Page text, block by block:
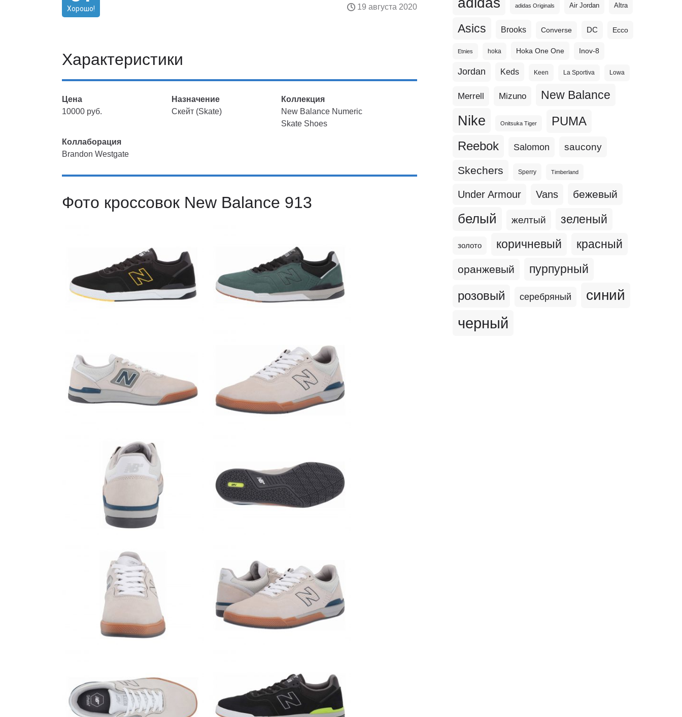
Хорошо! 19 августа 2020
Характеристики
Цена
10000 руб.
Назначение
Скейт (Skate)
Коллекция
New Balance Numeric
Skate Shoes
Коллаборация
Brandon Westgate
Фото кроссовок New Balance 913
adidas Originals Air Jordan Altra
Asics Brooks Converse DC Ecco
Etnies hoka Hoka One One Inov-8
Jordan Keds Keen La Sportiva Lowa
Merrell Mizuno New Balance
Nike Onitsuka Tiger PUMA
Reebok Salomon saucony
Skechers Sperry Timberland
Under Armour Vans бежевый
белый желтый зеленый
золото коричневый красный
оранжевый пурпурный
розовый серебряный синий
черный